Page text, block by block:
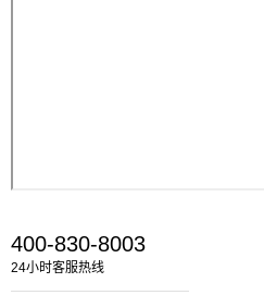
400-830-8003
24小时客服热线